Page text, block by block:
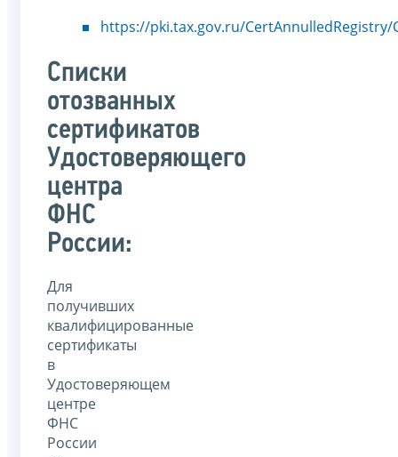
https://pki.tax.gov.ru/CertAnnulledRegistry/
Списки
отозванных
сертификатов
Удостоверяющего
центра
ФНС
России:
Для
получивших
квалифицированные
сертификаты
в
Удостоверяющем
центре
ФНС
России